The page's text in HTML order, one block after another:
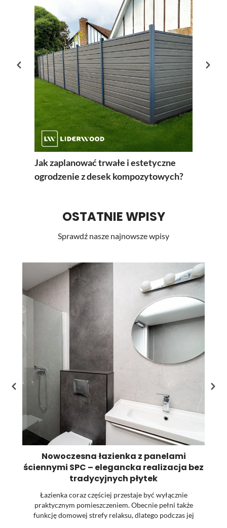
Jak zaplanować trwałe i estetyczne
ogrodzenie z desek kompozytowych?
OSTATNIE WPISY
Sprawdź nasze najnowsze wpisy
Nowoczesna łazienka z panelami
ściennymi SPC – elegancka realizacja bez
tradycyjnych płytek
Łazienka coraz częściej przestaje być wyłącznie
praktycznym pomieszczeniem. Obecnie pełni także
funkcję domowej strefy relaksu, dlatego podczas jej